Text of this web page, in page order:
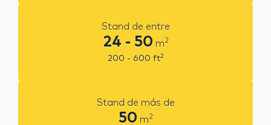
Stand de entre
24 - 50 m2
200 - 600 ft2
Stand de más de
50 m2